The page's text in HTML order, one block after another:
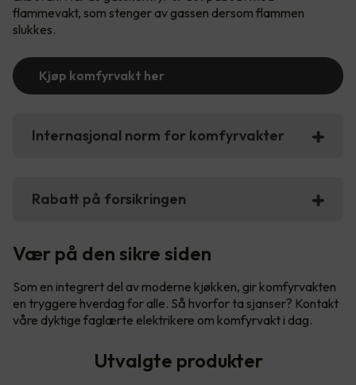
flammevakt, som stenger av gassen dersom flammen
slukkes.
Kjøp komfyrvakt her
Internasjonal norm for komfyrvakter
Rabatt på forsikringen
Vær på den sikre siden
Som en integrert del av moderne kjøkken, gir komfyrvakten
en tryggere hverdag for alle. Så hvorfor ta sjanser? Kontakt
våre dyktige faglærte elektrikere om komfyrvakt i dag.
Utvalgte produkter